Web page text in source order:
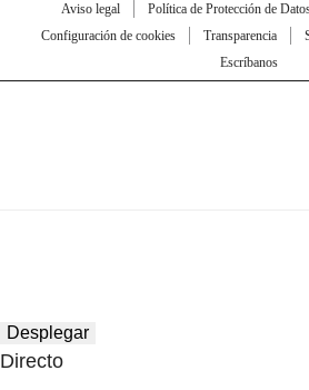
Aviso legal Política de Protección de
Configuración de cookies
Transparencia
Escríbanos
Desplegar
Directo